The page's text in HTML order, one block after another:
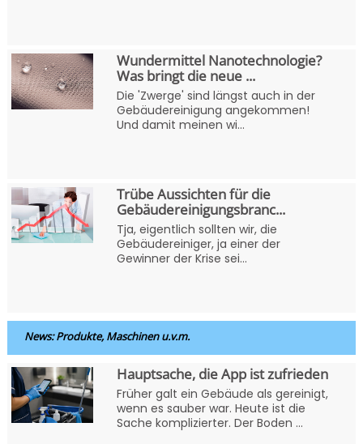
Wundermittel Nanotechnologie?
Was bringt die neue ...
Die 'Zwerge' sind längst auch in der
Gebäudereinigung angekommen!
Und damit meinen wi...
Trübe Aussichten für die
Gebäudereinigungsbranc...
Tja, eigentlich sollten wir, die
Gebäudereiniger, ja einer der
Gewinner der Krise sei...
News: Produkte, Maschinen u.v.m.
Hauptsache, die App ist zufrieden
Früher galt ein Gebäude als gereinigt,
wenn es sauber war. Heute ist die
Sache komplizierter. Der Boden ...